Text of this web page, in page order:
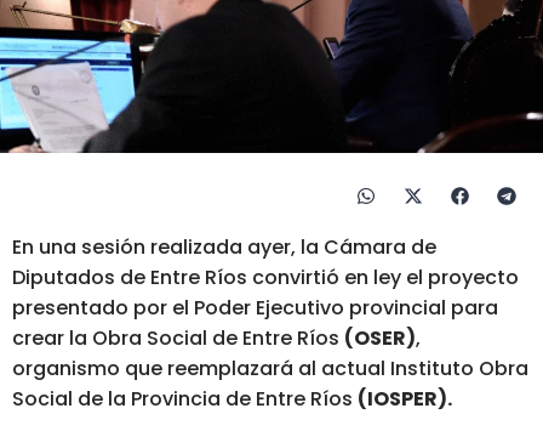
En una sesión realizada ayer, la Cámara de
Diputados de Entre Ríos convirtió en ley el proyecto
presentado por el Poder Ejecutivo provincial para
crear la Obra Social de Entre Ríos (OSER),
organismo que reemplazará al actual Instituto Obra
Social de la Provincia de Entre Ríos (IOSPER).